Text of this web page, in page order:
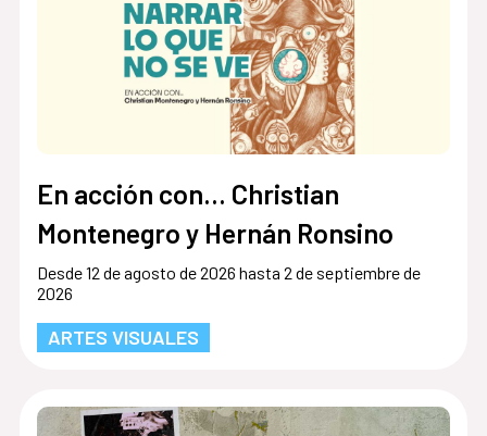
En acción con... Christian
Montenegro y Hernán Ronsino
Desde 12 de agosto de 2026 hasta 2 de septiembre de
2026
ARTES VISUALES